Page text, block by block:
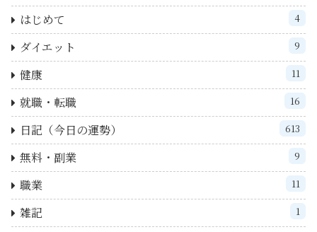
はじめて 4
ダイエット 9
健康 11
就職・転職 16
日記（今日の運勢） 613
無料・副業 9
職業 11
雑記 1